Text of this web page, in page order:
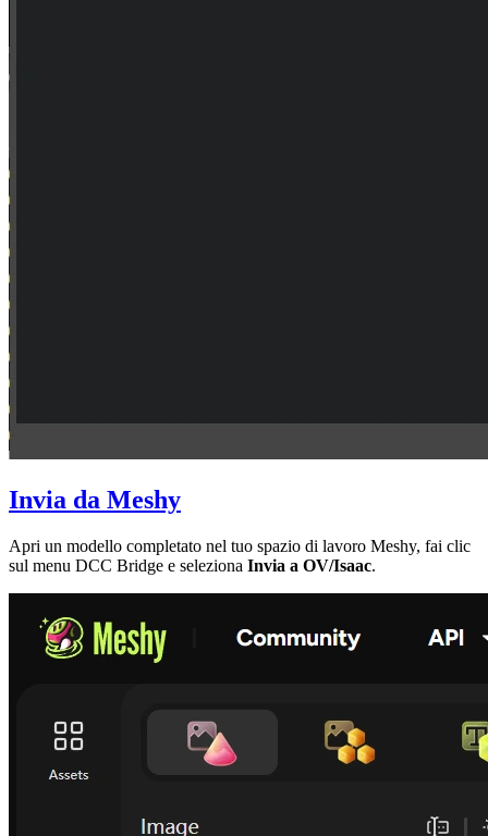
Invia da Meshy
Apri un modello completato nel tuo spazio di lavoro Meshy, fai clic
sul menu DCC Bridge e seleziona Invia a OV/Isaac.